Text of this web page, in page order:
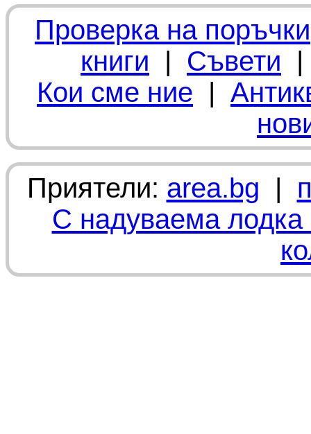
Проверка на поръчки
книги | Съвети
Кои сме ние |
Приятели: area.bg |
С надуваема лодка